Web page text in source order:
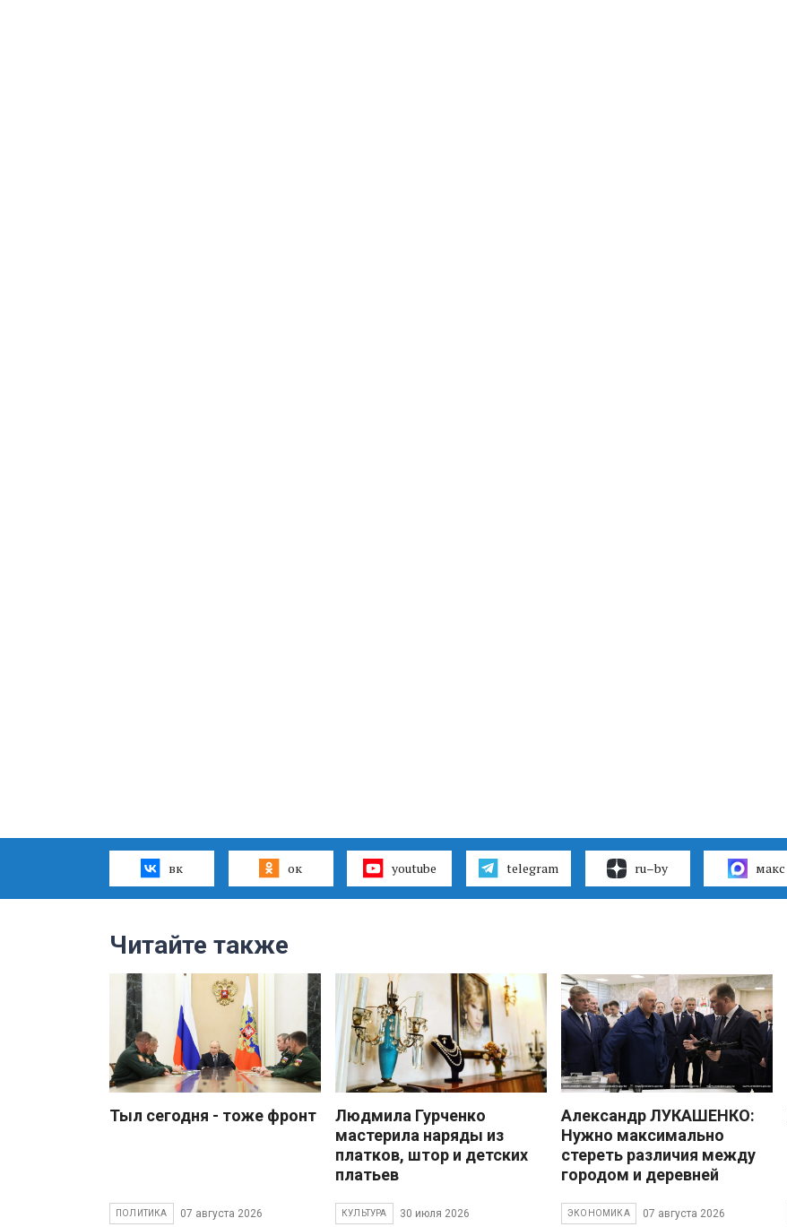
вк ок youtube telegram ru–by макс
Читайте также
Тыл сегодня - тоже фронт
ПОЛИТИКА 07 августа 2026
Людмила Гурченко
мастерила наряды из
платков, штор и детских
платьев
КУЛЬТУРА 30 июля 2026
Александр ЛУКАШЕНКО:
Нужно максимально
стереть различия между
городом и деревней
ЭКОНОМИКА 07 августа 2026